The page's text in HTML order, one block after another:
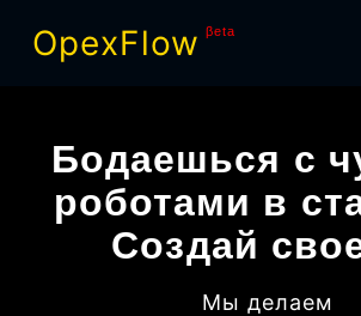
OpexFlow βeta
Бодаешься с
роботами в
Создай
Мы делаем